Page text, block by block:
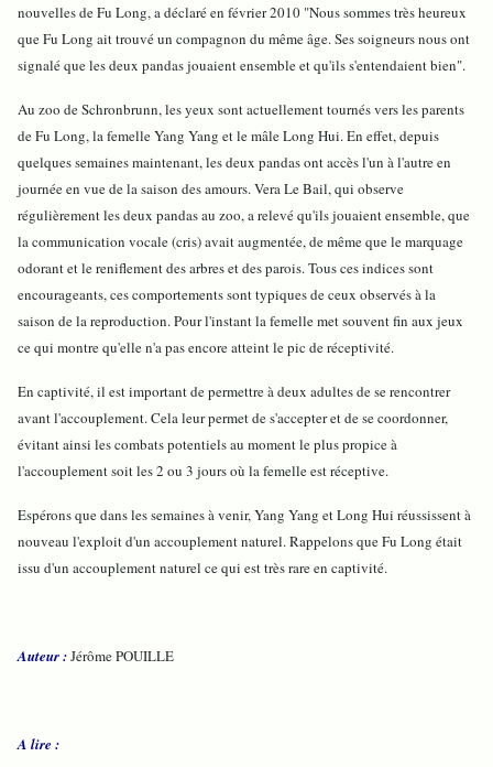
nouvelles de Fu Long, a déclaré en février 2010 "Nous sommes très heureux
que Fu Long ait trouvé un compagnon du même âge. Ses soigneurs nous ont
signalé que les deux pandas jouaient ensemble et qu'ils s'entendaient bien".
Au zoo de Schronbrunn, les yeux sont actuellement tournés vers les parents
de Fu Long, la femelle Yang Yang et le mâle Long Hui. En effet, depuis
quelques semaines maintenant, les deux pandas ont accès l'un à l'autre en
journée en vue de la saison des amours. Vera Le Bail, qui observe
régulièrement les deux pandas au zoo, a relevé qu'ils jouaient ensemble, que
la communication vocale (cris) avait augmentée, de même que le marquage
odorant et le reniflement des arbres et des parois. Tous ces indices sont
encourageants, ces comportements sont typiques de ceux observés à la
saison de la reproduction. Pour l'instant la femelle met souvent fin aux jeux
ce qui montre qu'elle n'a pas encore atteint le pic de réceptivité.
En captivité, il est important de permettre à deux adultes de se rencontrer
avant l'accouplement. Cela leur permet de s'accepter et de se coordonner,
évitant ainsi les combats potentiels au moment le plus propice à
l'accouplement soit les 2 ou 3 jours où la femelle est réceptive.
Espérons que dans les semaines à venir, Yang Yang et Long Hui réussissent à
nouveau l'exploit d'un accouplement naturel. Rappelons que Fu Long était
issu d'un accouplement naturel ce qui est très rare en captivité.
Auteur :Jérôme POUILLE
A lire :